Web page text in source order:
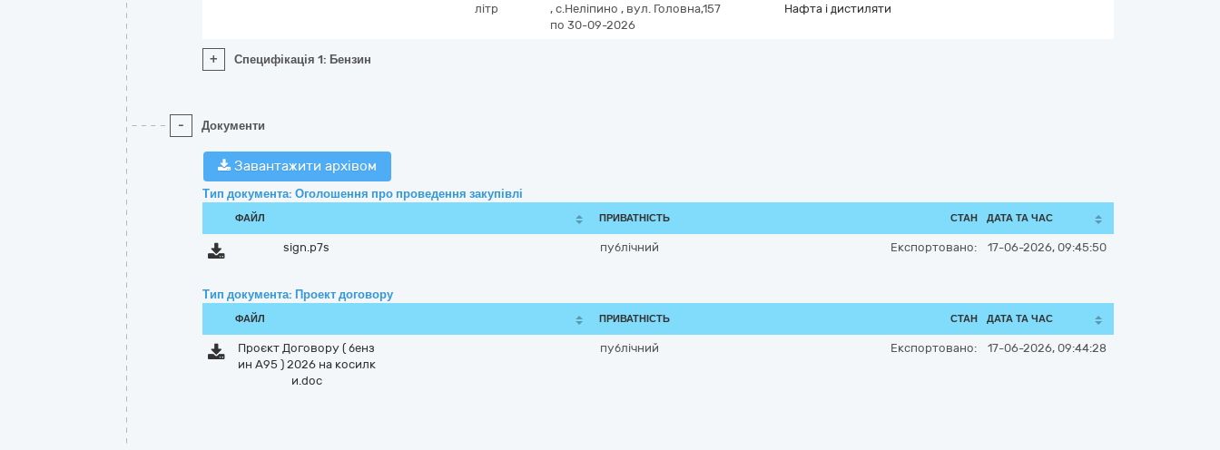
літр
, с.Неліпино , вул. Головна,157
по 30-09-2026
Нафта і дистиляти
+ Специфікація 1: Бензин
- Документи
Завантажити архівом
Тип документа: Оголошення про проведення закупівлі
ФАЙЛ ПРИВАТНІСТЬ СТАН ДАТА ТА ЧАС
sign.p7s публічний Експортовано: 17-06-2026, 09:45:50
Тип документа: Проект договору
ФАЙЛ ПРИВАТНІСТЬ СТАН ДАТА ТА ЧАС
Проєкт Договору ( бенз
ин А95 ) 2026 на косилк
и.doc
публічний Експортовано: 17-06-2026, 09:44:28